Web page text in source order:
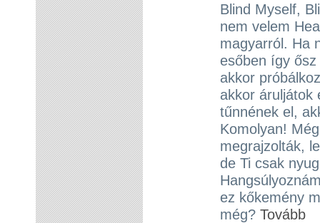
Blind Myself,
nem velem
magyarról. Ha
esőben így ősz
akkor
akkor áruljátok
tűnnének el,
Komolyan!
megrajzolták,
de Ti csak
ez kőkemény
még? Tovább